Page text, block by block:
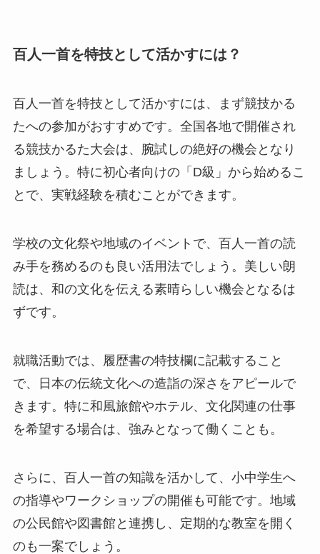
百人一首を特技として活かすには？
百人一首を特技として活かすには、まず競技かる
たへの参加がおすすめです。全国各地で開催され
る競技かるた大会は、腕試しの絶好の機会となり
ましょう。特に初心者向けの「D級」から始めるこ
とで、実戦経験を積むことができます。
学校の文化祭や地域のイベントで、百人一首の読
み手を務めるのも良い活用法でしょう。美しい朗
読は、和の文化を伝える素晴らしい機会となるは
ずです。
就職活動では、履歴書の特技欄に記載すること
で、日本の伝統文化への造詣の深さをアピールで
きます。特に和風旅館やホテル、文化関連の仕事
を希望する場合は、強みとなって働くことも。
さらに、百人一首の知識を活かして、小中学生へ
の指導やワークショップの開催も可能です。地域
の公民館や図書館と連携し、定期的な教室を開く
のも一案でしょう。